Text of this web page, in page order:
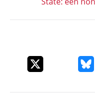
Deel dit item op X